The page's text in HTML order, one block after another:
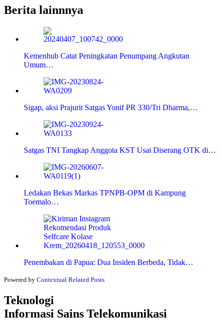
Berita lainnnya
Kemenhub Catat Peningkatan Penumpang Angkutan
Umum…
Sigap, aksi Prajurit Satgas Yonif PR 330/Tri Dharma,…
Satgas TNI Tangkap Anggota KST Usai Diserang OTK di…
Ledakan Bekas Markas TPNPB-OPM di Kampung
Toemalo…
Penembakan di Papua: Dua Insiden Berbeda, Tidak…
Powered by Contextual Related Posts
Teknologi
Informasi Sains Telekomunikasi